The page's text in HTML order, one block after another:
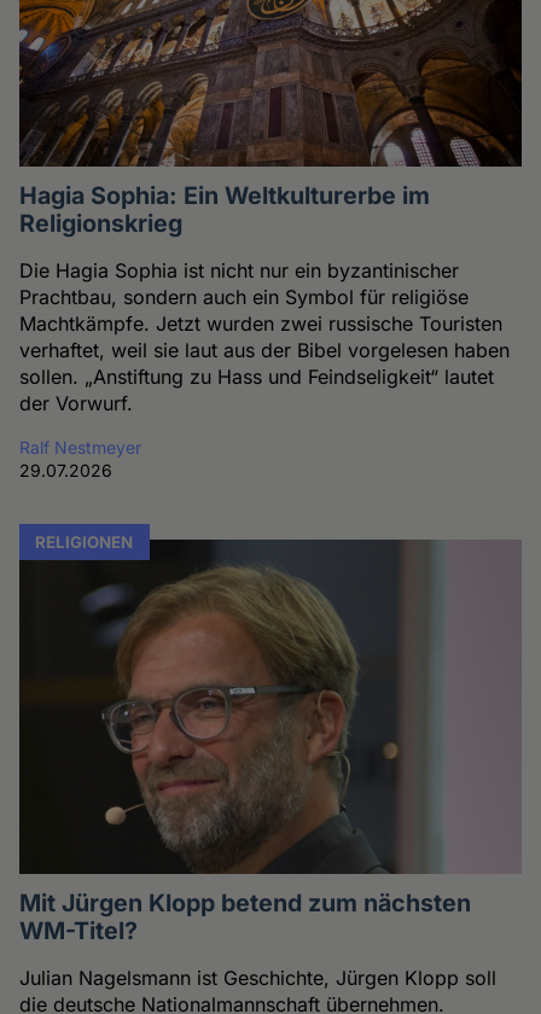
Hagia Sophia: Ein Weltkulturerbe im
Religionskrieg
Die Hagia Sophia ist nicht nur ein byzantinischer
Prachtbau, sondern auch ein Symbol für religiöse
Machtkämpfe. Jetzt wurden zwei russische Touristen
verhaftet, weil sie laut aus der Bibel vorgelesen haben
sollen. „Anstiftung zu Hass und Feindseligkeit“ lautet
der Vorwurf.
Ralf Nestmeyer
29.07.2026
RELIGIONEN
Mit Jürgen Klopp betend zum nächsten
WM-Titel?
Julian Nagelsmann ist Geschichte, Jürgen Klopp soll
die deutsche Nationalmannschaft übernehmen.